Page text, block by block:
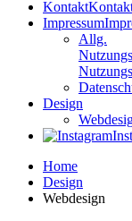
Kontakt
Impressum
Allg.
Design
Home
Design
Webdesign